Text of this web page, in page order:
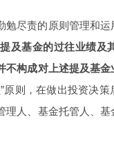
勉尽责的原则管理和
提及基金的过往业绩
构成对上述提及基
原则，在做出投资决
理人、基金托管人、